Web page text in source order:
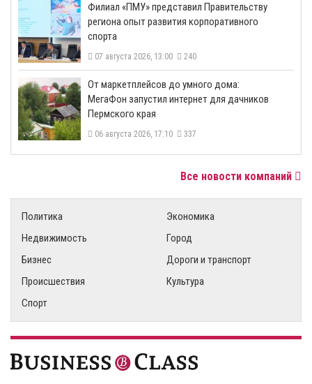
​Филиал «ПМУ» представил Правительству
региона опыт развития корпоративного
спорта
07 августа 2026, 13:00 240
От маркетплейсов до умного дома:
МегаФон запустил интернет для дачников
Пермского края
06 августа 2026, 17:10 337
Все новости компаний
Политика
Экономика
Недвижимость
Город
Бизнес
Дороги и транспорт
Происшествия
Культура
Спорт